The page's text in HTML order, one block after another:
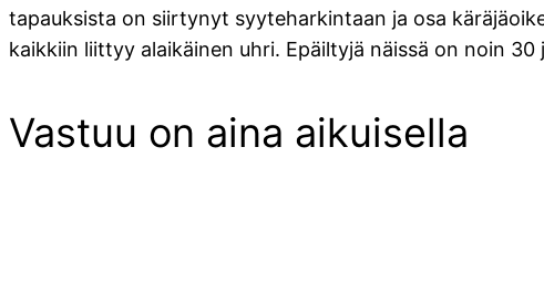
tapauksista on siirtynyt syyteharkintaan ja osa
kaikkiin liittyy alaikäinen uhri. Epäiltyjä näissä on noin
Vastuu on aina aikuisella